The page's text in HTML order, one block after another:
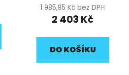
1 985,95 Kč bez DPH
2 403 Kč
DO KOŠÍKU